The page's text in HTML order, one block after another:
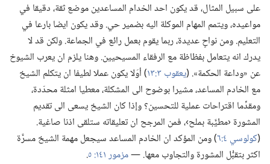
على سبيل المثال،‏ قد يكون احد الخدام المساعدين موضع ثقة،‏ دقيقا في
مواعيده،‏ ويتمم المهام الموكلة اليه بضمير حي.‏ وقد يكون ايضا بارعا في
التعليم.‏ ومن نواحٍ عديدة،‏ ربما يقوم بعمل رائع في الجماعة.‏ ولكن قد لا
يدرك انه يتعامل بفظاظة مع الرفقاء المسيحيين.‏ وهنا يلزم ان يعرب الشيوخ
عن «وداعة الحكمة».‏ (‏يعقوب ٣:‏١٣
‏)‏ أوَلا يكون عملا لطيفا ان يتكلم الشيخ
مع الخادم المساعد،‏ مشيرا بوضوح الى المشكلة،‏ معطيا امثلة محدّدة،‏
ومقدِّما اقتراحات عملية للتحسين؟‏ وإذا كان الشيخ يسعى الى تقديم
المشورة ‹مطيَّبة بملح›،‏ فمن المرجح ان تعليقاته ستلقى اذنا صاغية.‏
(‏كولوسي ٤:‏٦
‏)‏ ومن المؤكد ان الخادم المساعد سيجعل مهمة الشيخ مسرَّة
اكثر بتقبُّل المشورة والتجاوب معها.‏ —‏مزمور ١٤١:‏ ٥
‏.‏